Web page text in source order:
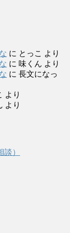
に とっこ より
に 味くん より
に 長文になっ
より
より
）